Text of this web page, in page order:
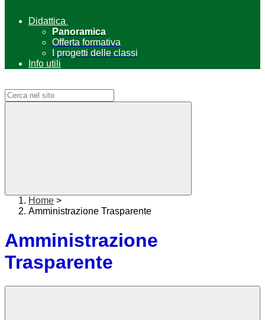
Didattica
Panoramica
Offerta formativa
I progetti delle classi
Info utili
Home >
Amministrazione Trasparente
Amministrazione
Trasparente